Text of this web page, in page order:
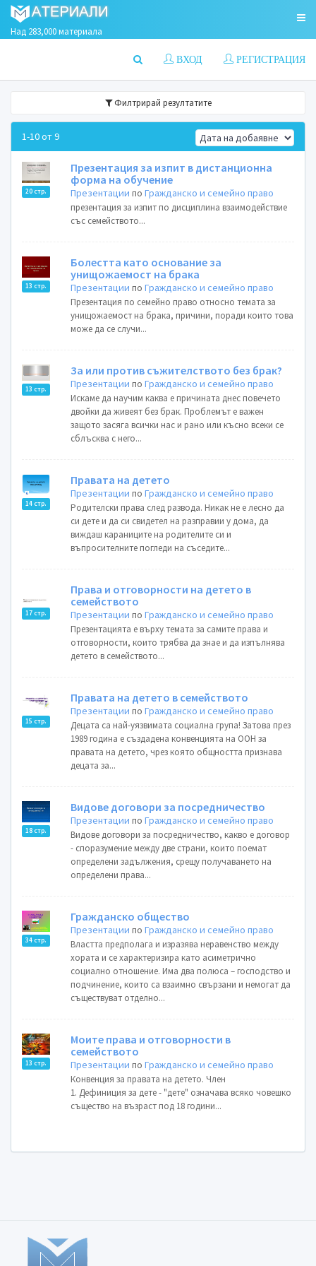
Над 283,000 материала
РЕГИСТРАЦИЯ
ВХОД
Филтрирай резултатите
1-10 от 9
20 стр.
Презентация за изпит в дистанционна
форма на обучение
Презентации поГражданско и семейно право
презентация за изпит по дисциплина взаимодействие
със семейството...
13 стр.
Болестта като основание за
унищожаемост на брака
Презентации поГражданско и семейно право
Презентация по семейно право относно темата за
унищожаемост на брака, причини, поради които това
може да се случи...
13 стр.
За или против съжителството без брак?
Презентации поГражданско и семейно право
Искаме да научим каква е причината днес повечето
двойки да живеят без брак. Проблемът е важен
защото засяга всички нас и рано или късно всеки се
сблъсква с него...
14 стр.
Правата на детето
Презентации поГражданско и семейно право
Родителски права след развода. Никак не е лесно да
си дете и да си свидетел на разправии у дома, да
виждаш караниците на родителите си и
въпросителните погледи на съседите...
17 стр.
Права и отговорности на детето в
семейството
Презентации поГражданско и семейно право
Презентацията е върху темата за самите права и
отговорности, които трябва да знае и да изпълнява
детето в семейството...
15 стр.
Правата на детето в семейството
Презентации поГражданско и семейно право
Децата са най-уязвимата социална група! Затова през
1989 година е създадена конвенцията на ООН за
правата на детето, чрез която общността признава
децата за...
18 стр.
Видове договори за посредничество
Презентации поГражданско и семейно право
Видове договори за посредничество, какво е договор
- споразумение между две страни, които поемат
определени задължения, срещу получаването на
определени права...
34 стр.
Гражданско общество
Презентации поГражданско и семейно право
Властта предполага и изразява неравенство между
хората и се характеризира като асиметрично
социално отношение. Има два полюса – господство и
подчинение, които са взаимно свързани и немогат да
съществуват отделно...
13 стр.
Моите права и отговорности в
семейството
Презентации поГражданско и семейно право
Конвенция за правата на детето. Член
1. Дефиниция за дете - "дете" означава всяко човешко
същество на възраст под 18 години...